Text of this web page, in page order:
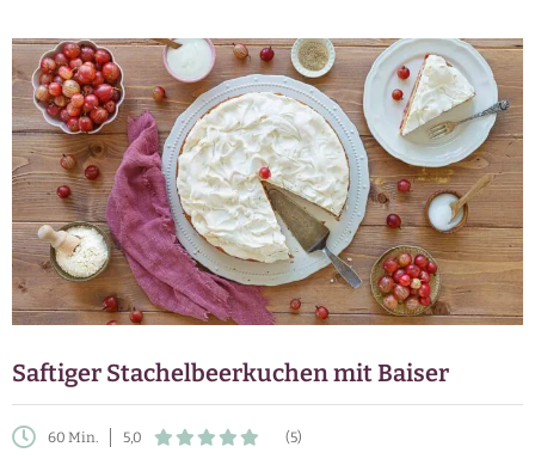
Saftiger Stachelbeerkuchen mit Baiser
60 Min. 5,0 (5)